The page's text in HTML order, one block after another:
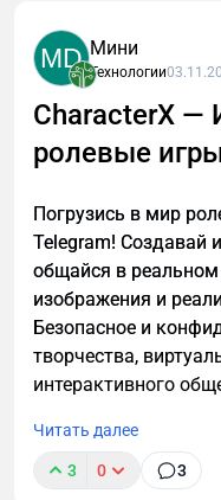
MD Мини
Технологии
CharacterX —
ролевые
Погрузись в мир
Telegram! Создавай
общайся в реальном
изображения и
Безопасное и
творчества,
интерактивного
Читать далее
3 0 3